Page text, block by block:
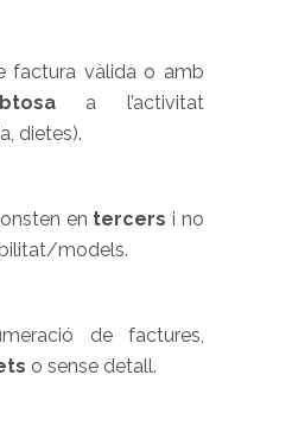
factura vàlida o amb
a l’activitat
dietes).
en tercers i no
models.
de factures,
o sense detall.